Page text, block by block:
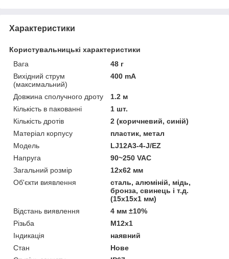
Характеристики
Користувальницькі характеристики
Вага
48 г
Вихідний струм
(максимальний)
400 mA
Довжина сполучного дроту
1.2 м
Кількість в пакованні
1 шт.
Кількість дротів
2 (коричневий, синій)
Матеріал корпусу
пластик, метал
Мoдель
LJ12A3-4-J/EZ
Напруга
90~250 VAC
Загальний розмір
12х62 мм
Об'єкти виявлення
сталь, алюміній, мідь,
бронза, свинець і т.д.
(15х15х1 мм)
Відстань виявлення
4 мм ±10%
Різьба
М12х1
Індикація
наявний
Стан
Нове